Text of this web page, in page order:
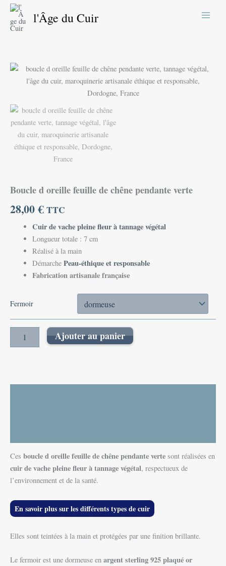
Aller
contenu
l'Âge du Cuir
Boucle d oreille feuille de chêne pendante verte
28,00€TTC
Cuir de vache pleine fleur à tannage végétal
Longueur totale : 7 cm
Réalisé à la main
DémarchePeau-éthique et responsable
Fabrication artisanale française
Fermoir
quantité
oreille
feuille
de
chêne
pendante
Ajouter au panier
Ces boucle d oreille feuille de chêne pendante verte sont réalisées en
cuir de vache pleine fleur à tannage végétal, respectueux de
l’environnement et de la santé.
En savoir plus sur les différents types de cuir
Elles sont teintées à la main et protégées par une finition brillante.
Le fermoir est une dormeuse en argent sterling 925 plaqué or